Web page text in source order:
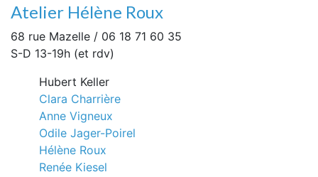
Atelier Hélène Roux
68 rue Mazelle / 06 18 71 60 35
S-D 13-19h (et rdv)
Hubert Keller
Clara Charrière
Anne Vigneux
Odile Jager-Poirel
Hélène Roux
Renée Kiesel